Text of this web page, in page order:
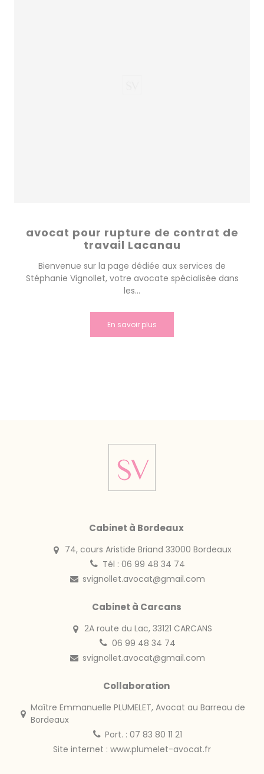
avocat pour rupture de contrat de
travail Lacanau
Bienvenue sur la page dédiée aux services de
Stéphanie Vignollet, votre avocate spécialisée dans
les...
En savoir plus
Cabinet à Bordeaux
74, cours Aristide Briand 33000 Bordeaux
Tél : 06 99 48 34 74
svignollet.avocat@gmail.com
Cabinet à Carcans
2A route du Lac, 33121 CARCANS
06 99 48 34 74
svignollet.avocat@gmail.com
Collaboration
Maître Emmanuelle PLUMELET, Avocat au Barreau de
Bordeaux
Port. : 07 83 80 11 21
Site internet : www.plumelet-avocat.fr